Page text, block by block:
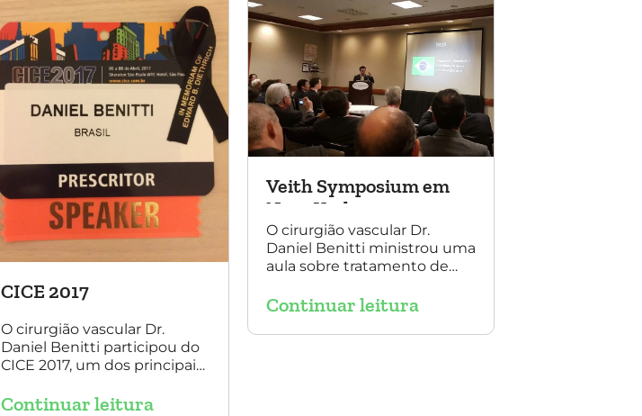
CICE 2017
O cirurgião vascular Dr.
Daniel Benitti participou do
CICE 2017, um dos principais
endovascular do mundo. No
Continuar leitura
Veith Symposium em
Nova York
O cirurgião vascular Dr.
Daniel Benitti ministrou uma
aula sobre tratamento de
no Veith Symposium em
Continuar leitura